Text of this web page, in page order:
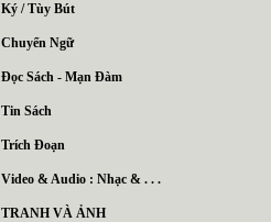
Ký / Tùy Bút
Chuyển Ngữ
Đọc Sách - Mạn Đàm
Tin Sách
Trích Đoạn
Video & Audio : Nhạc & . . .
TRANH VÀ ẢNH